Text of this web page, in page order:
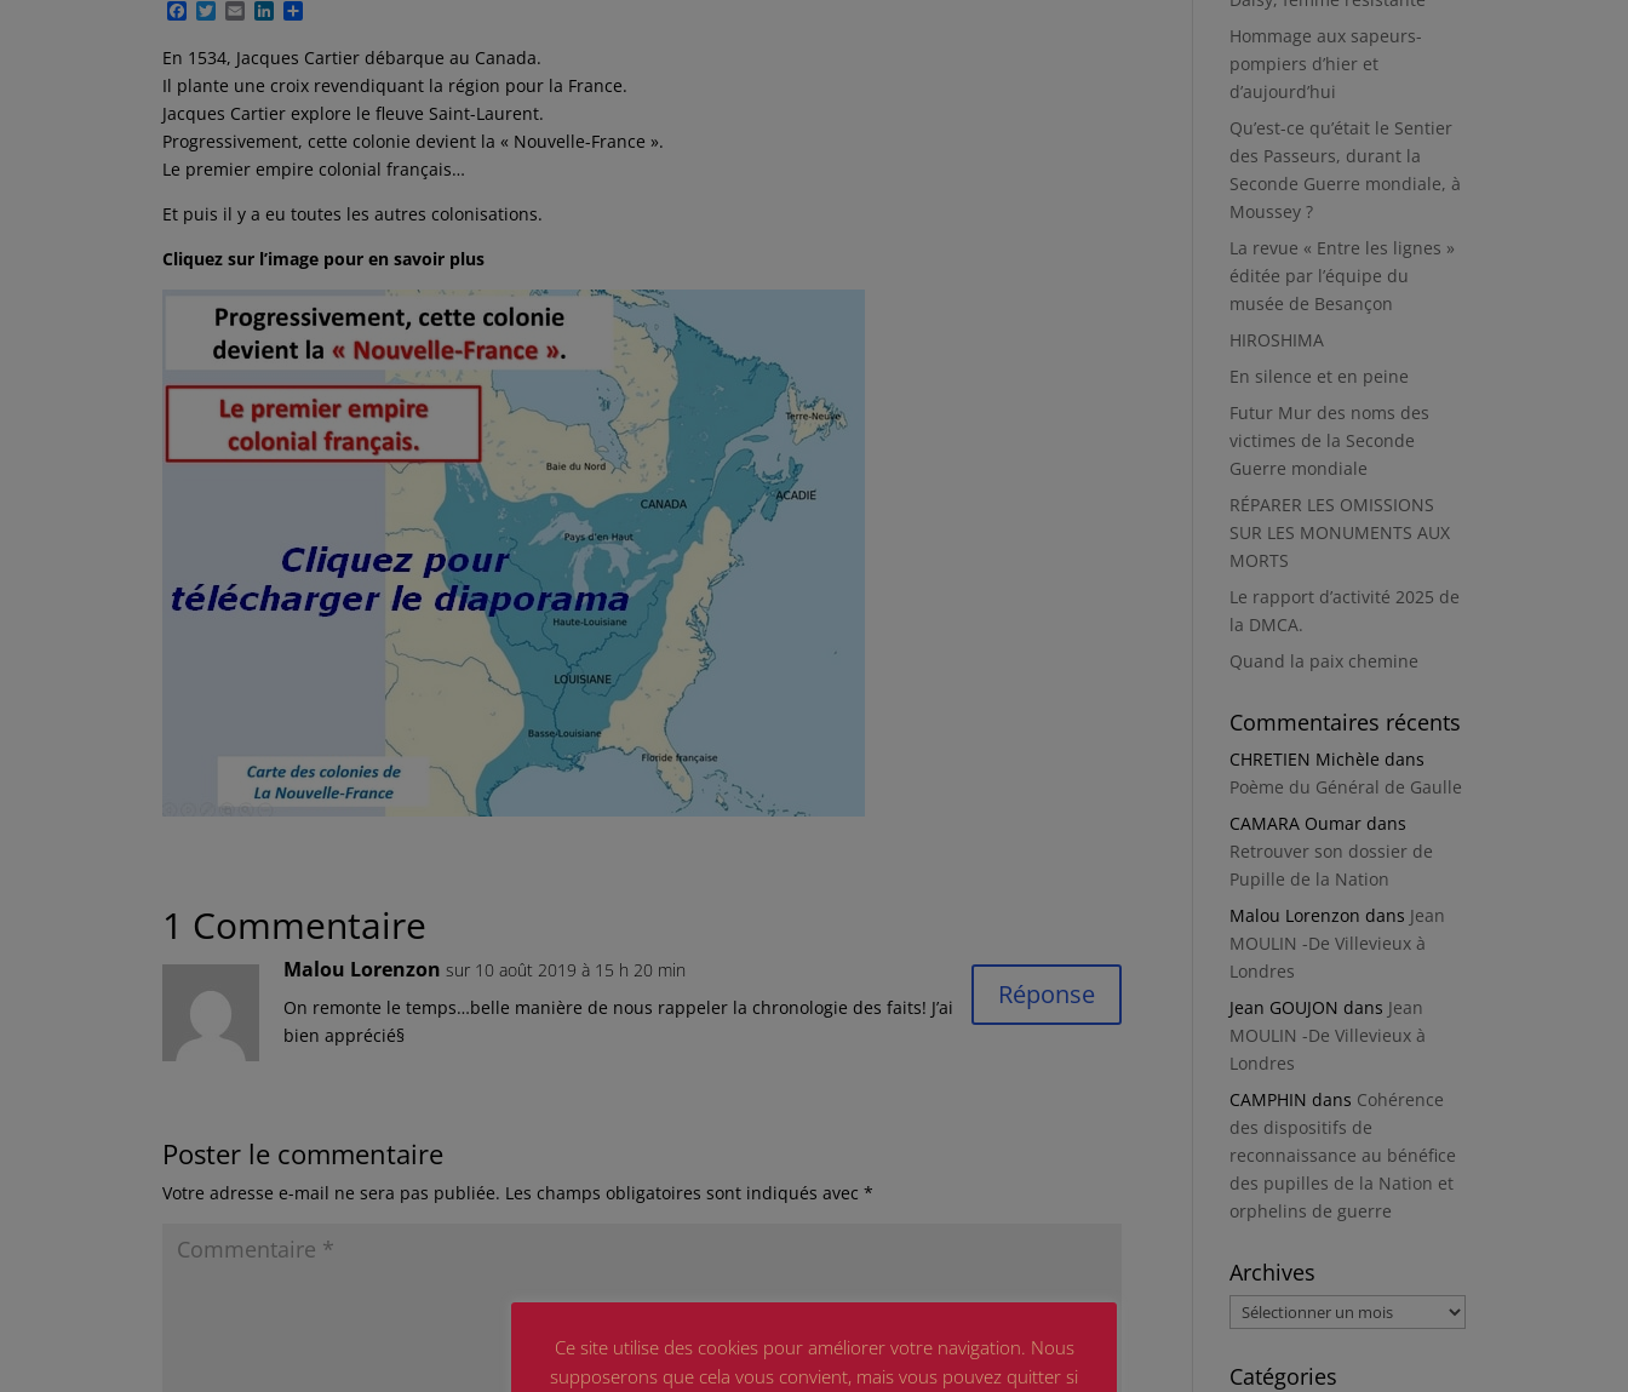
F
c
e
b
o
o
k
T
i
t
t
e
r
E
a
i
l
L
n
k
e
d
I
n
r
t
a
g
e
r
En 1534, Jacques Cartier débarque au Canada.
Il plante une croix revendiquant la région pour la France.
Jacques Cartier explore le fleuve Saint-Laurent.
Progressivement, cette colonie devient la « Nouvelle-France ».
Le premier empire colonial français…
Et puis il y a eu toutes les autres colonisations.
Cliquez sur l’image pour en savoir plus
1 Commentaire
Malou Lorenzon sur 10 août 2019 à 15 h 20 min
On remonte le temps…belle manière de nous rappeler la chronologie des faits! J’ai
bien apprécié§
Réponse
Poster le commentaire
Votre adresse e-mail ne sera pas publiée. Les champs obligatoires sont indiqués avec*
Hommage aux sapeurs-
pompiers d’hier et
d’aujourd’hui
Qu’est-ce qu’était le Sentier
des Passeurs, durant la
Seconde Guerre mondiale, à
Moussey ?
La revue « Entre les lignes »
éditée par l’équipe du
musée de Besançon
HIROSHIMA
En silence et en peine
Futur Mur des noms des
victimes de la Seconde
Guerre mondiale
RÉPARER LES OMISSIONS
SUR LES MONUMENTS AUX
MORTS
Le rapport d’activité 2025 de
la DMCA.
Quand la paix chemine
Commentaires récents
CHRETIEN Michèle dans
Poème du Général de Gaulle
CAMARA Oumar dans
Retrouver son dossier de
Pupille de la Nation
Malou Lorenzon dans Jean
MOULIN -De Villevieux à
Londres
Jean GOUJON dans Jean
MOULIN -De Villevieux à
Londres
CAMPHIN dans Cohérence
des dispositifs de
reconnaissance au bénéfice
des pupilles de la Nation et
orphelins de guerre
Archives
Archives
Catégories
Ce site utilise des cookies pour améliorer votre navigation. Nous
supposerons que cela vous convient, mais vous pouvez quitter si